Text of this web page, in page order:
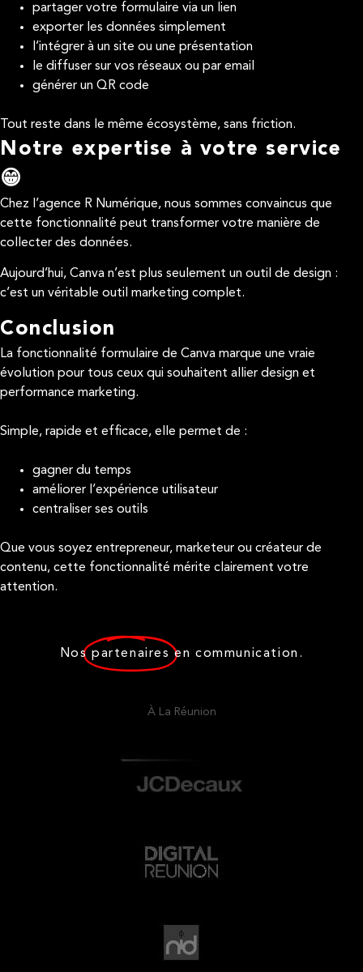
partager votre formulaire via un lien
exporter les données simplement
l’intégrer à un site ou une présentation
le diffuser sur vos réseaux ou par email
générer un QR code
Tout reste dans le même écosystème, sans friction.
Notre expertise à votre service
😁
Chez l’agence R Numérique, nous sommes convaincus que
cette fonctionnalité peut transformer votre manière de
collecter des données.
Aujourd’hui, Canva n’est plus seulement un outil de design :
c’est un véritable outil marketing complet.
Conclusion
La fonctionnalité formulaire de Canva marque une vraie
évolution pour tous ceux qui souhaitent allier design et
performance marketing.
Simple, rapide et efficace, elle permet de :
gagner du temps
améliorer l’expérience utilisateur
centraliser ses outils
Que vous soyez entrepreneur, marketeur ou créateur de
contenu, cette fonctionnalité mérite clairement votre
attention.
Nos partenaires en communication.
À La Réunion